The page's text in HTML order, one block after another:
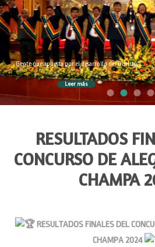
Gente que apuesta por el desarrollo del Distrito
Leer más
RESULTADOS
CONCURSO DE
CHAMPA
RESULTADOS FINALES DEL
CHAMPA 2024